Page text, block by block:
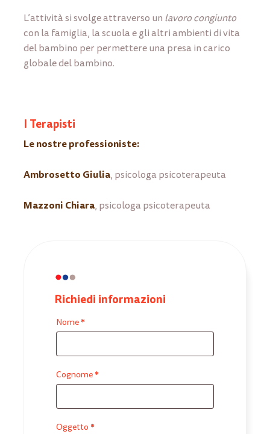
L’attività si svolge attraverso un lavoro congiunto
con la famiglia, la scuola e gli altri ambienti di vita
del bambino per permettere una presa in carico
globale del bambino.
I Terapisti
Le nostre professioniste:
Ambrosetto Giulia, psicologa psicoterapeuta
Mazzoni Chiara, psicologa psicoterapeuta
Richiedi informazioni
Nome *
Cognome *
Oggetto *